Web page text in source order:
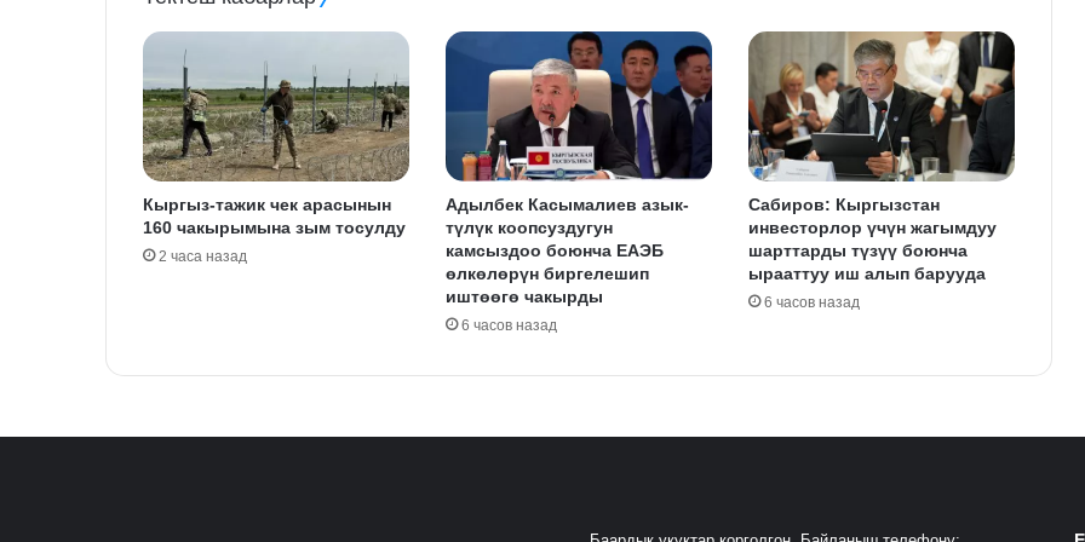
Кыргыз-тажик чек арасынын
160 чакырымына зым тосулду
2 часа назад
Адылбек Касымалиев азык-
түлүк коопсуздугун
камсыздоо боюнча ЕАЭБ
өлкөлөрүн биргелешип
иштөөгө чакырды
6 часов назад
Сабиров: Кыргызстан
инвесторлор үчүн жагымдуу
шарттарды түзүү боюнча
ырааттуу иш алып барууда
6 часов назад